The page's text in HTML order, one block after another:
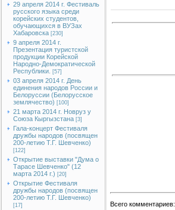
29 апреля 2014 г. Фестиваль
русского языка среди
корейских студентов,
обучающихся в ВУЗах
Хабаровска [230]
9 апреля 2014 г.
Презентация туристской
продукции Корейской
Народно-Демократической
Республики.
[57]
03 апреля 2014 г. День
единения народов России и
Белоруссии (Белорусское
землячество) [100]
21 марта 2014 г. Новруз у
Союза Кыргызстана [3]
Гала-концерт Фестиваля
дружбы народов (посвящен
200-летию Т.Г. Шевченко)
[122]
Открытие выставки "Дума о
Тарасе Шевченко" (12
марта 2014 г.) [20]
Открытие Фестиваля
дружбы народов (посвящен
200-летию Т.Г. Шевченко)
[17] Всего комментариев: